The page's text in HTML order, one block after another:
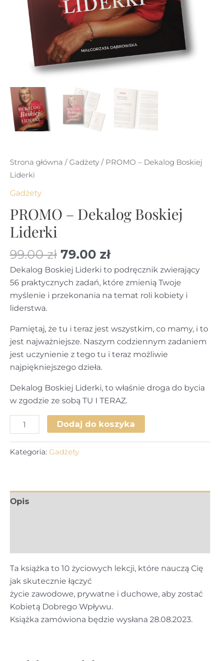
Strona główna /Gadżety / PROMO – Dekalog Boskiej
Liderki
Gadżety
PROMO – Dekalog Boskiej
Liderki
99.00zł Pierwotna
cena
wynosiła:
99.00 zł.
79.00 złAktualna
cena
wynosi:
79.00 zł.
Dekalog Boskiej Liderki to podręcznik zwierający
56 praktycznych zadań, które zmienią Twoje
myślenie i przekonania na temat roli kobiety i
liderstwa.
Pamiętaj, że tu i teraz jest wszystkim, co mamy, i to
jest najważniejsze. Naszym codziennym zadaniem
jest uczynienie z tego tu i teraz możliwie
najpiękniejszego dzieła.
Dekalog Boskiej Liderki, to właśnie droga do bycia
w zgodzie ze sobą TU I TERAZ.
ilość
PROMO
Dekalog
Dodaj do koszyka
Kategoria: Gadżety
Opis
Ta książka to 10 życiowych lekcji, które nauczą Cię
jak skutecznie łączyć
życie zawodowe, prywatne i duchowe, aby zostać
Kobietą Dobrego Wpływu.
Książka zamówiona będzie wysłana 28.08.2023.